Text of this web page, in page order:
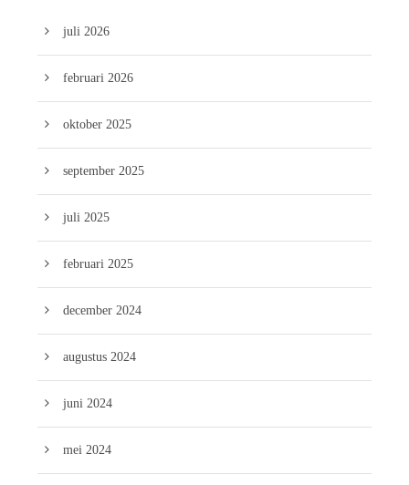
juli 2026
februari 2026
oktober 2025
september 2025
juli 2025
februari 2025
december 2024
augustus 2024
juni 2024
mei 2024